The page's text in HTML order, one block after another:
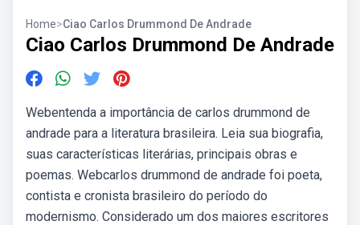
Home>Ciao Carlos Drummond De Andrade
Ciao Carlos Drummond De Andrade
Webentenda a importância de carlos drummond de
andrade para a literatura brasileira. Leia sua biografia,
suas características literárias, principais obras e
poemas. Webcarlos drummond de andrade foi poeta,
contista e cronista brasileiro do período do
modernismo. Considerado um dos maiores escritores